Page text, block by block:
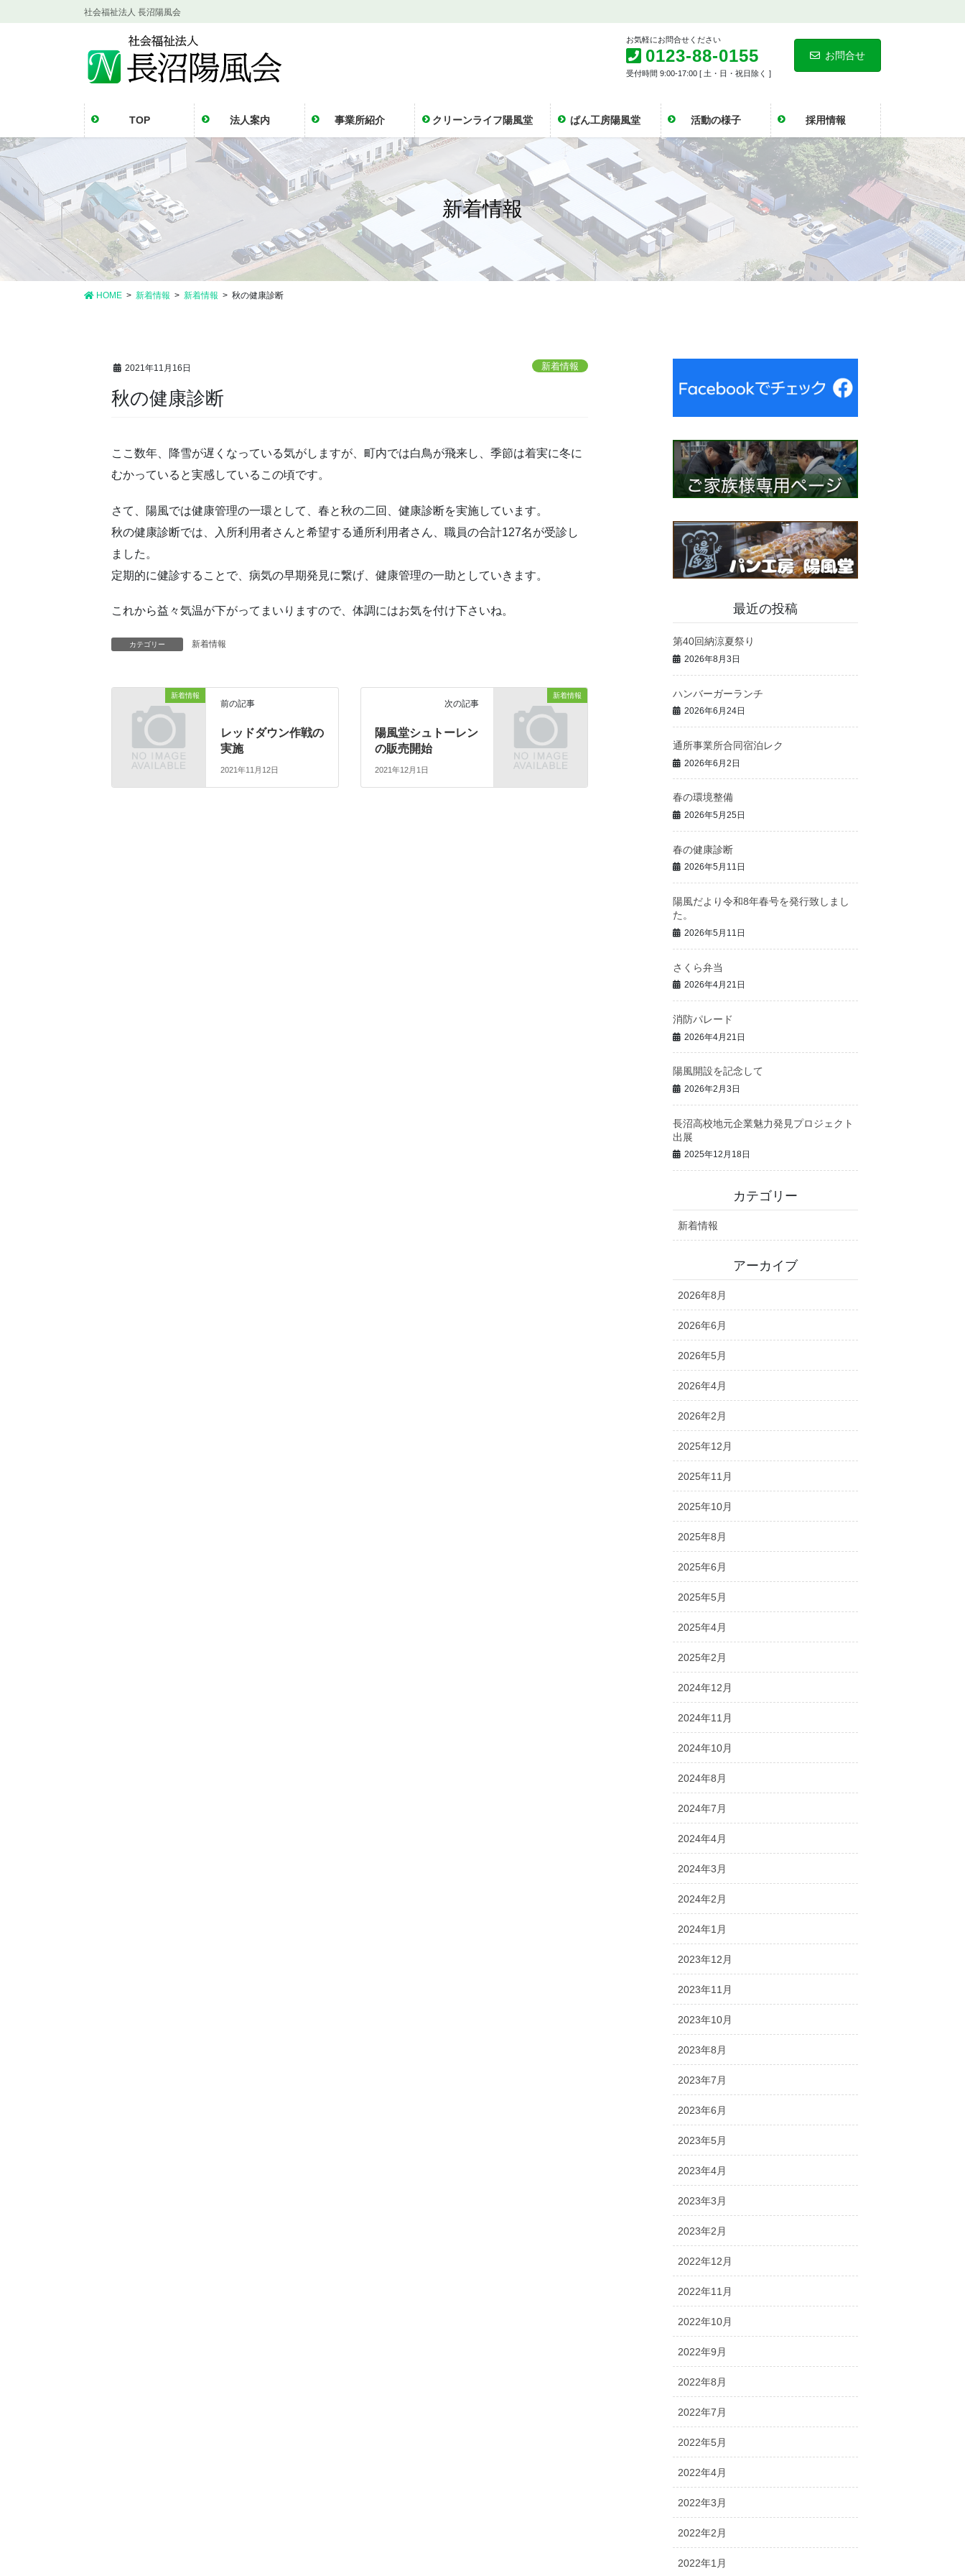
移
動
社会福祉法人 長沼陽風会
お気軽にお問合せください
0123-88-0155
受付時間 9:00-17:00 [ 土・日・祝日除く ]
お問合せ
TOP 法人案内 事業所紹介 クリーンライフ陽風堂 ぱん工房陽風堂 活動の様子 採用情報
新着情報
HOME 新着情報 新着情報 秋の健康診断
2021年11月16日 新着情報
秋の健康診断
ここ数年、降雪が遅くなっている気がしますが、町内では白鳥が飛来し、季節は着実に冬に
むかっていると実感しているこの頃です。
さて、陽風では健康管理の一環として、春と秋の二回、健康診断を実施しています。
秋の健康診断では、入所利用者さんと希望する通所利用者さん、職員の合計127名が受診し
ました。
定期的に健診することで、病気の早期発見に繋げ、健康管理の一助としていきます。
これから益々気温が下がってまいりますので、体調にはお気を付け下さいね。
カテゴリー 新着情報
新着情報
前の記事
レッドダウン作戦の
実施
2021年11月12日
新着情報
次の記事
陽風堂シュトーレン
の販売開始
2021年12月1日
最近の投稿
第40回納涼夏祭り
2026年8月3日
ハンバーガーランチ
2026年6月24日
通所事業所合同宿泊レク
2026年6月2日
春の環境整備
2026年5月25日
春の健康診断
2026年5月11日
陽風だより令和8年春号を発行致しまし
た。
2026年5月11日
さくら弁当
2026年4月21日
消防パレード
2026年4月21日
陽風開設を記念して
2026年2月3日
長沼高校地元企業魅力発見プロジェクト
出展
2025年12月18日
カテゴリー
新着情報
アーカイブ
2026年8月
2026年6月
2026年5月
2026年4月
2026年2月
2025年12月
2025年11月
2025年10月
2025年8月
2025年6月
2025年5月
2025年4月
2025年2月
2024年12月
2024年11月
2024年10月
2024年8月
2024年7月
2024年4月
2024年3月
2024年2月
2024年1月
2023年12月
2023年11月
2023年10月
2023年8月
2023年7月
2023年6月
2023年5月
2023年4月
2023年3月
2023年2月
2022年12月
2022年11月
2022年10月
2022年9月
2022年8月
2022年7月
2022年5月
2022年4月
2022年3月
2022年2月
2022年1月